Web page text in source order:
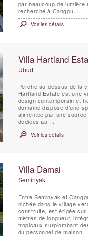
par beaucoup de lumière
recherché à Canggu....
Voir les détails
Villa Hartland
Ubud
Perché au-dessus de la
Hartland Estate est une
design contemporain et
domaine dispose d'une
alimentée par une
dédiées au ...
Voir les détails
Villa Damai
Seminyak
Entre Seminyak et
nichée dans le village
construite, est érigée
mètres de longueur,
tropicaux surplombant
du personnel de maison...